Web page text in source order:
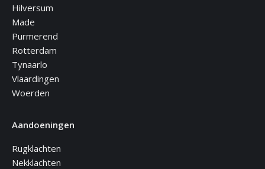
Hilversum
Made
Purmerend
Rotterdam
Tynaarlo
Vlaardingen
Woerden
Aandoeningen
Rugklachten
Nekklachten